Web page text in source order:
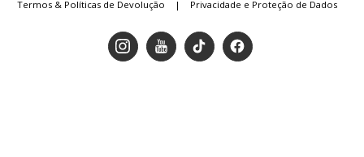
Termos & Políticas de Devolução | Privacidade e Proteção de Dados